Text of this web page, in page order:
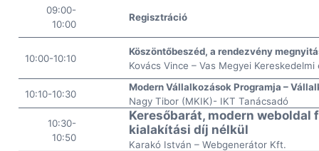
09:00-
10:00
Regisztráció
10:00-10:10
Köszöntőbeszéd, a rendezvény
Kovács Vince – Vas Megyei
10:10-10:30
Modern Vállalkozások Programja –
Nagy Tibor (MKIK)- IKT Tanácsadó
10:30-
10:50
Keresőbarát, modern weboldal
kialakítási díj nélkül
Karakó István – Webgenerátor Kft.